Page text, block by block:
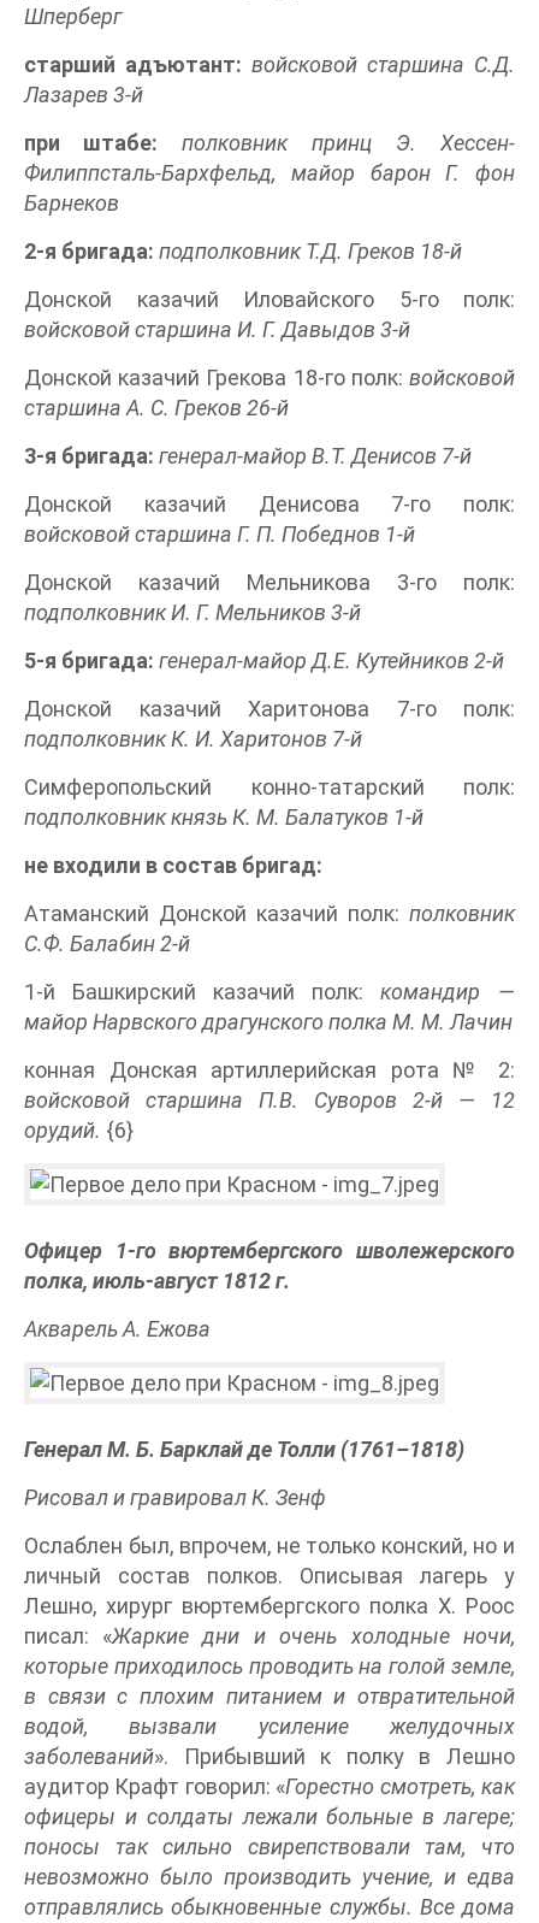
Шперберг
старший адъютант: войсковой старшина С.Д.
Лазарев 3-й
при штабе:
полковник принц Э. Хессен-
Филиппсталь-Бархфельд, майор барон Г. фон
Барнеков
2-я бригада: подполковник Т.Д. Греков 18-й
Донской казачий Иловайского 5-го полк:
войсковой старшина И. Г. Давыдов 3-й
Донской казачий Грекова 18-го полк: войсковой
старшина А. С. Греков 26-й
3-я бригада: генерал-майор В.Т. Денисов 7-й
Донской казачий Денисова 7-го полк:
войсковой старшина Г. П. Победнов 1-й
Донской казачий Мельникова 3-го полк:
подполковник И. Г. Мельников 3-й
5-я бригада: генерал-майор Д.Е. Кутейников 2-й
Донской казачий Харитонова 7-го полк:
подполковник К. И. Харитонов 7-й
Симферопольский конно-татарский полк:
подполковник князь К. М. Балатуков 1-й
не входили в состав бригад:
Атаманский Донской казачий полк: полковник
С.Ф. Балабин 2-й
1-й Башкирский казачий полк: командир —
майор Нарвского драгунского полка М. М. Лачин
конная Донская артиллерийская рота № 2:
войсковой старшина П.В. Суворов 2-й — 12
орудий. {6}
Офицер 1-го вюртембергского шволежерского
полка, июль-август 1812 г.
Акварель А. Ежова
Генерал М. Б. Барклай де Толли (1761–1818)
Рисовал и гравировал К. Зенф
Ослаблен был, впрочем, не только конский, но и
личный состав полков. Описывая лагерь у
Лешно, хирург вюртембергского полка X. Роос
писал: «Жаркие дни и очень холодные ночи,
которые приходилось проводить на голой земле,
в связи с плохим питанием и отвратительной
водой, вызвали усиление желудочных
заболеваний». Прибывший к полку в Лешно
аудитор Крафт говорил: «Горестно смотреть, как
офицеры и солдаты лежали больные в лагере;
поносы так сильно свирепствовали там, что
невозможно было производить учение, и едва
отправлялись обыкновенные службы. Все дома